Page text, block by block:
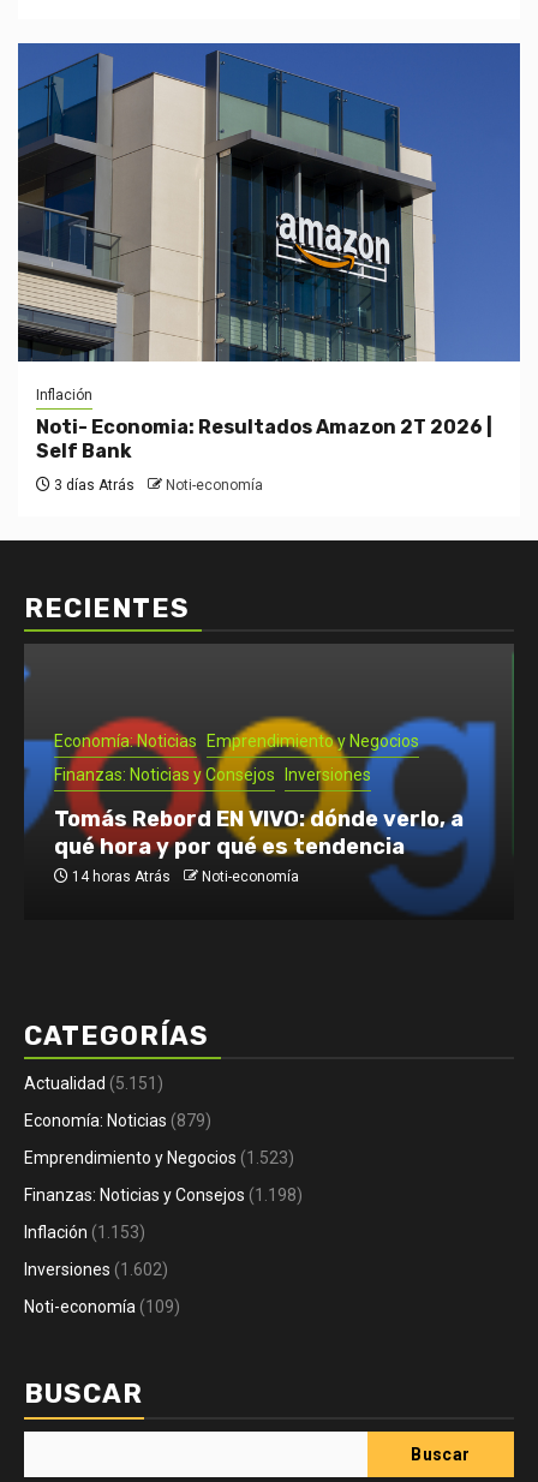
Inflación
Noti- Economia: Resultados Amazon 2T 2026 |
Self Bank
3 días Atrás Noti-economía
RECIENTES
Economía: Noticias
Emprendimiento y Negocios
Finanzas: Noticias y Consejos
Inversiones
Tomás Rebord EN VIVO: dónde verlo, a
qué hora y por qué es tendencia
14 horas Atrás Noti-economía
CATEGORÍAS
Actualidad (5.151)
Economía: Noticias (879)
Emprendimiento y Negocios (1.523)
Finanzas: Noticias y Consejos (1.198)
Inflación (1.153)
Inversiones (1.602)
Noti-economía (109)
BUSCAR
Buscar